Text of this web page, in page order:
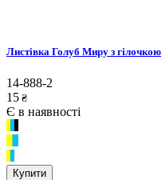
Листівка Голуб Миру з гілочкою
14-888-2
15 ₴
Є в наявності
Купити